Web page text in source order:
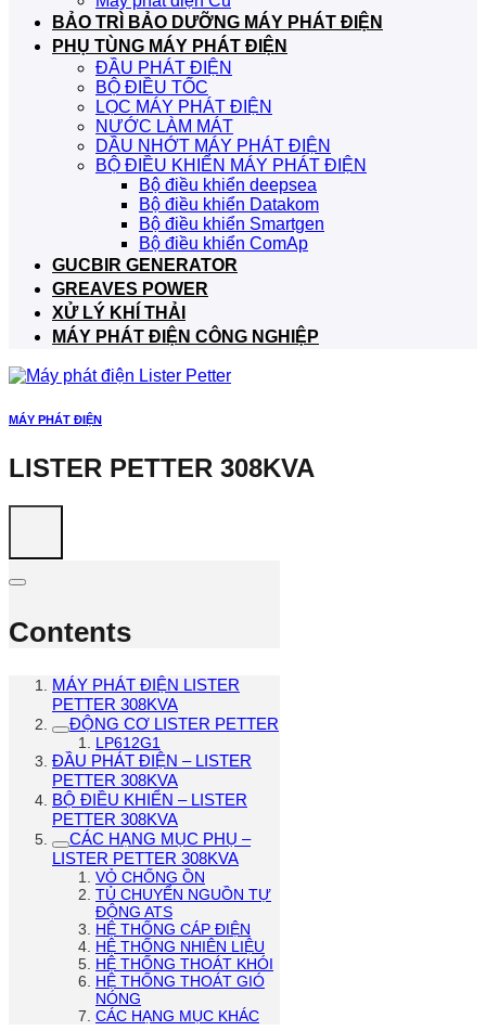
BẢO TRÌ BẢO DƯỠNG MÁY PHÁT ĐIỆN
PHỤ TÙNG MÁY PHÁT ĐIỆN
ĐẦU PHÁT ĐIỆN
BỘ ĐIỀU TỐC
LỌC MÁY PHÁT ĐIỆN
NƯỚC LÀM MÁT
DẦU NHỚT MÁY PHÁT ĐIỆN
BỘ ĐIỀU KHIỂN MÁY PHÁT ĐIỆN
Bộ điều khiển deepsea
Bộ điều khiển Datakom
Bộ điều khiển Smartgen
Bộ điều khiển ComAp
GUCBIR GENERATOR
GREAVES POWER
XỬ LÝ KHÍ THẢI
MÁY PHÁT ĐIỆN CÔNG NGHIỆP
MÁY PHÁT ĐIỆN
LISTER PETTER 308KVA
Contents
MÁY PHÁT ĐIỆN LISTER
PETTER 308KVA
ĐỘNG CƠ LISTER PETTER
LP612G1
ĐẦU PHÁT ĐIỆN – LISTER
PETTER 308KVA
BỘ ĐIỀU KHIỂN – LISTER
PETTER 308KVA
CÁC HẠNG MỤC PHỤ –
LISTER PETTER 308KVA
VỎ CHỐNG ỒN
TỦ CHUYỂN NGUỒN TỰ
ĐỘNG ATS
HỆ THỐNG CÁP ĐIỆN
HỆ THỐNG NHIÊN LIỆU
HỆ THỐNG THOÁT KHÓI
HỆ THỐNG THOÁT GIÓ
NÓNG
CÁC HẠNG MỤC KHÁC